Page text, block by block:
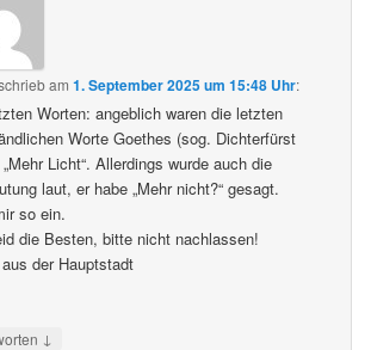
am1. September 2025 um 15:48 Uhr:
Worten: angeblich waren die letzten
Worte Goethes (sog. Dichterfürst
Licht“. Allerdings wurde auch die
laut, er habe „Mehr nicht?“ gesagt.
so ein.
die Besten, bitte nicht nachlassen!
der Hauptstadt
↓